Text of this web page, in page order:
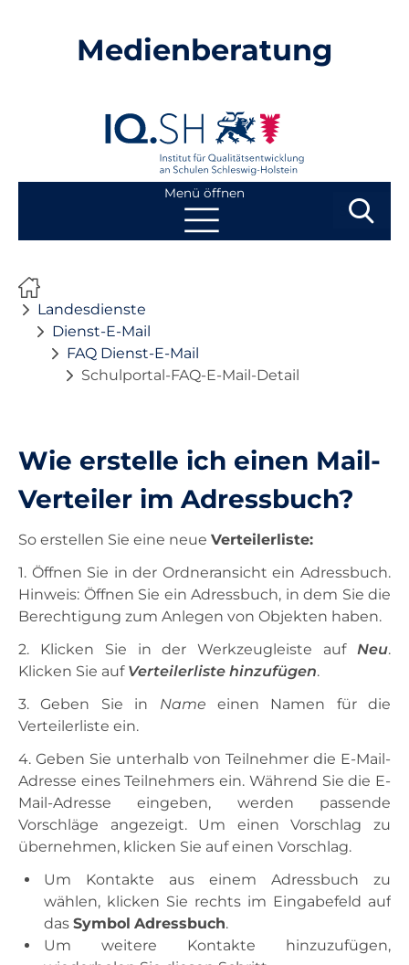
Medienberatung
Menü öffnen
Beratung
Unterricht
Ausstattung
Landesdienste
Kontakt
Landesdienste
Dienst-E-Mail
FAQ Dienst-E-Mail
Schulportal-FAQ-E-Mail-Detail
Wie erstelle ich einen Mail-
Verteiler im Adressbuch?
So erstellen Sie eine neue Verteilerliste:
1. Öffnen Sie in der Ordneransicht ein Adressbuch.
Hinweis: Öffnen Sie ein Adressbuch, in dem Sie die
Berechtigung zum Anlegen von Objekten haben.
2. Klicken Sie in der Werkzeugleiste auf Neu.
Klicken Sie auf Verteilerliste hinzufügen.
3. Geben Sie in Name einen Namen für die
Verteilerliste ein.
4. Geben Sie unterhalb von Teilnehmer die E-Mail-
Adresse eines Teilnehmers ein. Während Sie die E-
Mail-Adresse eingeben, werden passende
Vorschläge angezeigt. Um einen Vorschlag zu
übernehmen, klicken Sie auf einen Vorschlag.
Um Kontakte aus einem Adressbuch zu
wählen, klicken Sie rechts im Eingabefeld auf
das Symbol Adressbuch.
Um weitere Kontakte hinzuzufügen,